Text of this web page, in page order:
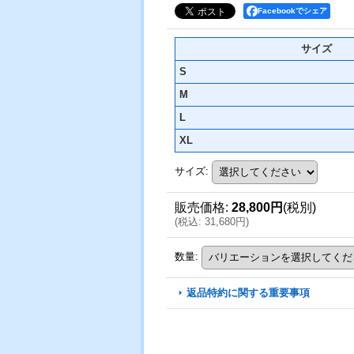
Facebookでシェア
サイズ
S
M
L
XL
サイズ:
販売価格: 28,800円 (税別)
(税込: 31,680円)
数量:
返品特約に関する重要事項